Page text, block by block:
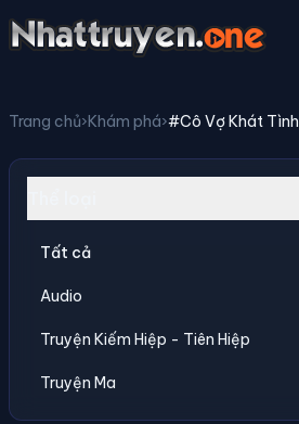
Trang chủ›Khám phá›#Cô Vợ Khát Tình
Tất cả
Audio
Truyện Kiếm Hiệp - Tiên Hiệp
Truyện Ma